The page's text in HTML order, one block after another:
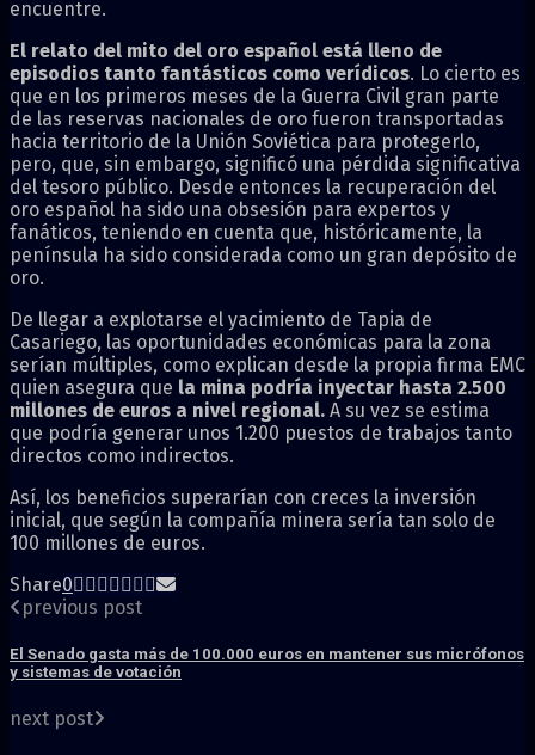
encuentre.
El relato del mito del oro español está lleno de
episodios tanto fantásticos como verídicos. Lo cierto es
que en los primeros meses de la Guerra Civil gran parte
de las reservas nacionales de oro fueron transportadas
hacia territorio de la Unión Soviética para protegerlo,
pero, que, sin embargo, significó una pérdida significativa
del tesoro público. Desde entonces la recuperación del
oro español ha sido una obsesión para expertos y
fanáticos, teniendo en cuenta que, históricamente, la
península ha sido considerada como un gran depósito de
oro.
De llegar a explotarse el yacimiento de Tapia de
Casariego, las oportunidades económicas para la zona
serían múltiples, como explican desde la propia firma EMC
quien asegura que la mina podría inyectar hasta 2.500
millones de euros a nivel regional. A su vez se estima
que podría generar unos 1.200 puestos de trabajos tanto
directos como indirectos.
Así, los beneficios superarían con creces la inversión
inicial, que según la compañía minera sería tan solo de
100 millones de euros.
Share0
previous post
El Senado gasta más de 100.000 euros en mantener sus micrófonos
y sistemas de votación
next post